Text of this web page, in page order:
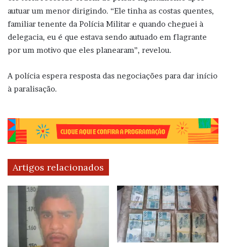
autuar um menor dirigindo. “Ele tinha as costas quentes,
familiar tenente da Polícia Militar e quando cheguei à
delegacia, eu é que estava sendo autuado em flagrante
por um motivo que eles planearam”, revelou.
A polícia espera resposta das negociações para dar início
à paralisação.
Artigos relacionados